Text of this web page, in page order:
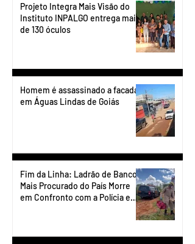
Projeto Integra Mais Visão do
Instituto INPALGO entrega mais
de 130 óculos
Homem é assassinado a facadas
em Águas Lindas de Goiás
Fim da Linha: Ladrão de Banco
Mais Procurado do País Morre
em Confronto com a Polícia em